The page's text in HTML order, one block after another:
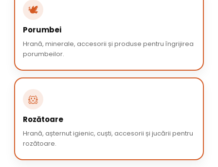
🕊️
Porumbei
Hrană, minerale, accesorii și produse pentru îngrijirea
porumbeilor.
🐹
Rozătoare
Hrană, așternut igienic, cuști, accesorii și jucării pentru
rozătoare.